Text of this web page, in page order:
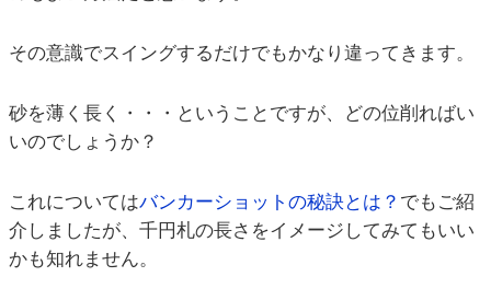
その意識でスイングするだけでもかなり違ってきます。
砂を薄く長く・・・ということですが、どの位削ればい
いのでしょうか？
これについてはバンカーショットの秘訣とは？ でもご紹
介しましたが、千円札の長さをイメージしてみてもいい
かも知れません。